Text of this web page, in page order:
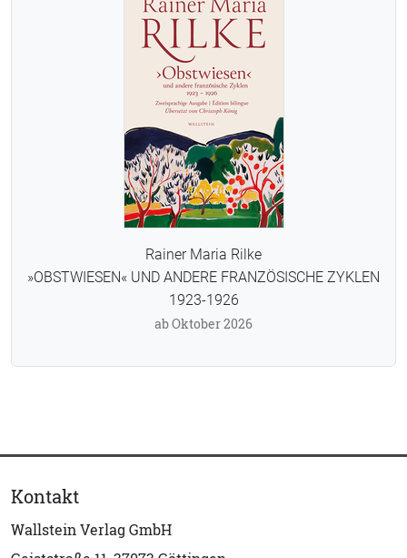
Rainer Maria Rilke
»OBSTWIESEN« UND ANDERE FRANZÖSISCHE ZYKLEN
1923-1926
ab Oktober 2026
Kontakt
Wallstein Verlag GmbH